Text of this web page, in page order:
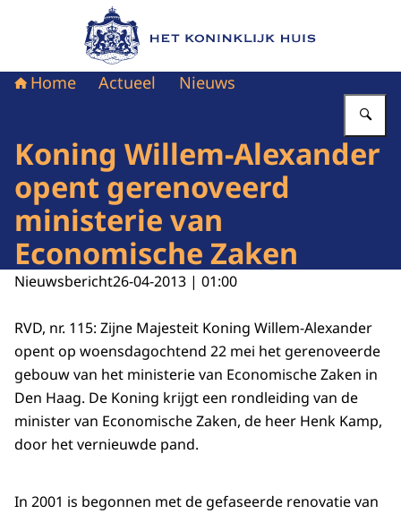
Naar de homepage van Het Koninklijk Huis
Home Actueel Nieuws
Koning Willem-Alexander
opent gerenoveerd
ministerie van
Economische Zaken
Nieuwsbericht26-04-2013 | 01:00
RVD, nr. 115: Zijne Majesteit Koning Willem-Alexander
opent op woensdagochtend 22 mei het gerenoveerde
gebouw van het ministerie van Economische Zaken in
Den Haag. De Koning krijgt een rondleiding van de
minister van Economische Zaken, de heer Henk Kamp,
door het vernieuwde pand.
In 2001 is begonnen met de gefaseerde renovatie van